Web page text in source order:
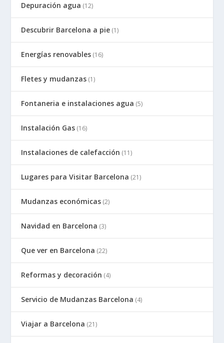
Depuración agua (12)
Descubrir Barcelona a pie (1)
Energías renovables (16)
Fletes y mudanzas (1)
Fontaneria e instalaciones agua (5)
Instalación Gas (16)
Instalaciones de calefacción (11)
Lugares para Visitar Barcelona (21)
Mudanzas económicas (2)
Navidad en Barcelona (3)
Que ver en Barcelona (22)
Reformas y decoración (4)
Servicio de Mudanzas Barcelona (4)
Viajar a Barcelona (21)